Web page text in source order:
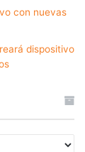
con nuevas
dispositivo